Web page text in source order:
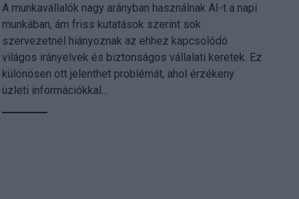
A munkavállalók nagy arányban használnak AI-t a napi
munkában, ám friss kutatások szerint sok
szervezetnél hiányoznak az ehhez kapcsolódó
világos irányelvek és biztonságos vállalati keretek. Ez
különösen ott jelenthet problémát, ahol érzékeny
üzleti információkkal...